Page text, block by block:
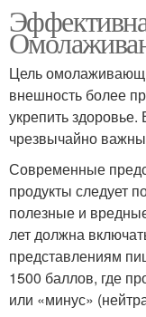
Цель
внешность более
укрепить
чрезвычайно
Современные
продукты следует
полезные и
лет должна
представлениям
1500 баллов, где
или «минус»